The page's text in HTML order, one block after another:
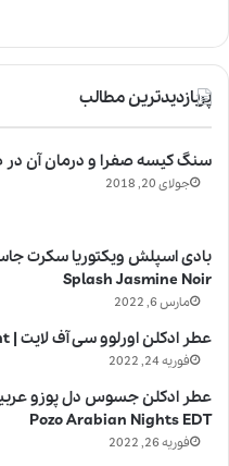
پربازدیدترین مطالب
سنگ کیسه صفرا و درمان آن
جولای 20, 2018
Splash Jasmine Noir
مارس 6, 2022
عطر ادکلن اورلوو سی آف لایت | Orlov Paris Sea of Light
فوریه 24, 2022
Pozo Arabian Nights EDT
فوریه 26, 2022